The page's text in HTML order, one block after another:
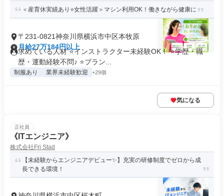
＜産育休実績あり⭐女性活躍＞マシン利用OK！働きながら健康に
〒231-0821神奈川県横浜市中区本牧原
月給27万184円以上
求めている人材 ⭐インストラクター未経験OK！ ⭐学歴・職
歴・運動経験不問♪ ⭐ブラン...
制服あり 業界未経験歓迎 +29個
気になる
正社員
《ITエンジニア》
株式会社Fri Stad
【未経験からエンジニアデビュー✨】充実の研修制度でゼロから成
長できる環境！